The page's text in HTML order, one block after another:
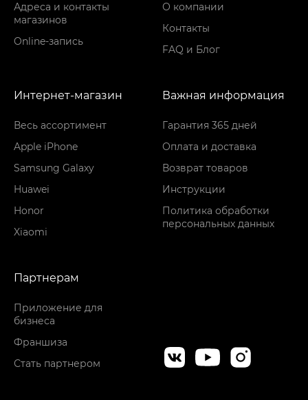
Адреса и контакты
магазинов
Online-запись
О компании
Контакты
FAQ и Блог
Интернет-магазин
Весь ассортимент
Apple iPhone
Samsung Galaxy
Huawei
Honor
Xiaomi
Важная информация
Гарантия 365 дней
Оплата и доставка
Возврат товаров
Инструкции
Политика обработки
персональных данных
Партнерам
Приложение для
бизнеса
Франшиза
Стать партнером